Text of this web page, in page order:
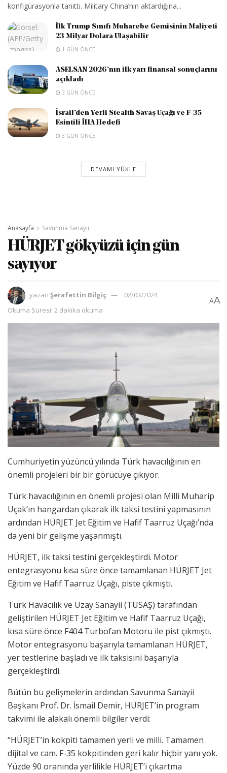
konfigürasyonla tanıttı. Military China’nın aktardığına...
İlk Trump Sınıfı Muharebe Gemisinin Maliyeti
23 Milyar Dolara Ulaşabilir
1 GÜN ÖNCE
ASELSAN 2026’nın ilk yarı finansal sonuçlarını
açıkladı
3 GÜN ÖNCE
İsrail’den Yerli Stealth Savaş Uçağı ve F-35
Esintili İHA Hedefi
3 GÜN ÖNCE
DEVAMI YÜKLE
Anasayfa Savunma Sanayii
HÜRJET gökyüzü için gün
sayıyor
yazan Şerafettin Bilgiç
02/03/2024
Okuma Süresi: 2 dakika okuma
AA
Cumhuriyetin yüzüncü yılında Türk havacılığının en
önemli projeleri bir bir görücüye çıkıyor.
Türk havacılığının en önemli projesi olan Milli Muharip
Uçak’ın hangardan çıkarak ilk taksi testini yapmasının
ardından HÜRJET Jet Eğitim ve Hafif Taarruz Uçağı’nda
da yeni bir gelişme yaşanmıştı.
HÜRJET, ilk taksi testini gerçekleştirdi. Motor
entegrasyonu kısa süre önce tamamlanan HÜRJET Jet
Eğitim ve Hafif Taarruz Uçağı, piste çıkmıştı.
Türk Havacılık ve Uzay Sanayii (TUSAŞ) tarafından
geliştirilen HÜRJET Jet Eğitim ve Hafif Taarruz Uçağı,
kısa süre önce F404 Turbofan Motoru ile pist çıkmıştı.
Motor entegrasyonu başarıyla tamamlanan HÜRJET,
yer testlerine başladı ve ilk taksisini başarıyla
gerçekleştirdi.
Bütün bu gelişmelerin ardından Savunma Sanayii
Başkanı Prof. Dr. İsmail Demir, HÜRJET’in program
takvimi ile alakalı önemli bilgiler verdi:
“HÜRJET’in kokpiti tamamen yerli ve milli. Tamamen
dijital ve cam. F-35 kokpitinden geri kalır hiçbir yanı yok.
Yüzde 90 oranında yerlilikle HÜRJET’i çıkartma